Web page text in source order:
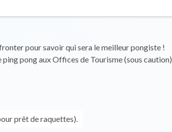
pour savoir qui sera le meilleur pongiste !
pong aux Offices de Tourisme (sous caution)
prêt de raquettes).